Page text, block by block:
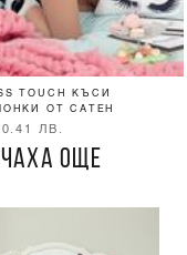
TOUCH КЪСИ
ОТ САТЕН
ЛВ.
ОЩЕ